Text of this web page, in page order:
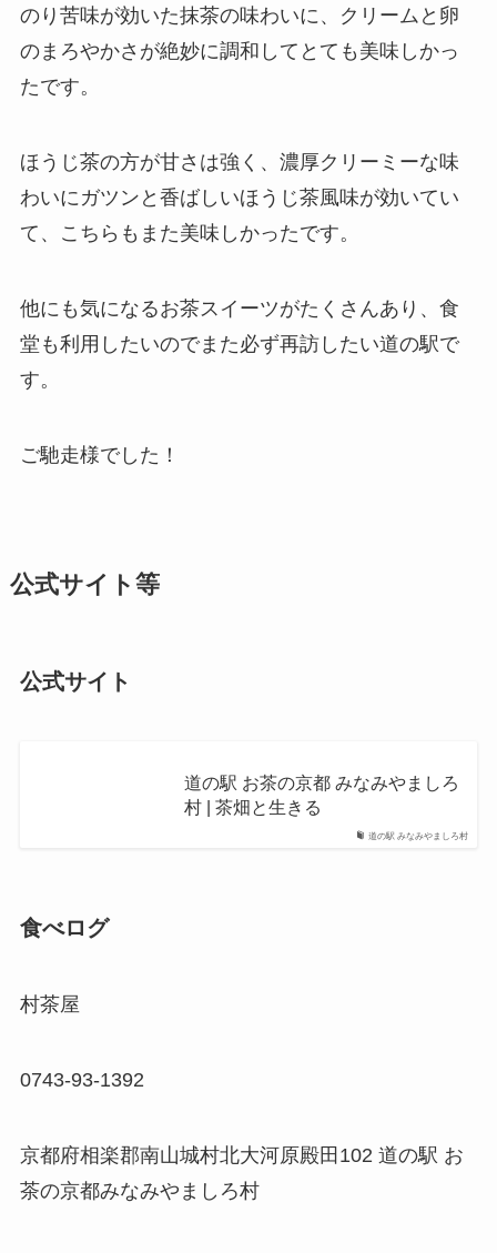
のり苦味が効いた抹茶の味わいに、クリームと卵
のまろやかさが絶妙に調和してとても美味しかっ
たです。
ほうじ茶の方が甘さは強く、濃厚クリーミーな味
わいにガツンと香ばしいほうじ茶風味が効いてい
て、こちらもまた美味しかったです。
他にも気になるお茶スイーツがたくさんあり、食
堂も利用したいのでまた必ず再訪したい道の駅で
す。
ご馳走様でした！
公式サイト等
公式サイト
道の駅 みなみやましろ村
道の駅 お茶の京都 みなみやましろ
村 | 茶畑と生きる
食べログ
村茶屋
0743-93-1392
京都府相楽郡南山城村北大河原殿田102 道の駅 お
茶の京都みなみやましろ村